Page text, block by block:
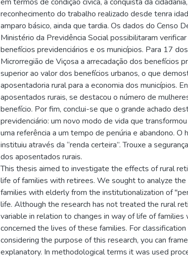
reconhecimento do trabalho realizado desde tenra
amparo básico, ainda que tardia. Os dados do Censo
Ministério da Previdência Social possibilitaram
benefícios previdenciários e os municípios. Para 17
Microrregião de Viçosa a arrecadação dos benefícios
superior ao valor dos benefícios urbanos, o que
aposentadoria rural para a economia dos municípios.
aposentados rurais, se destacou o número de
benefício. Por fim, conclui-se que o grande achado
previdenciário: um novo modo de vida que
uma referência a um tempo de penúria e abandono. O
instituiu através da “renda certeira”. Trouxe a
dos aposentados rurais.
This thesis aimed to investigate the effects of rural
life of families with retirees. We sought to analyze
families with elderly from the institutionalization of
life. Although the research has not treated the rural
variable in relation to changes in way of life of
concerned the lives of these families. For
considering the purpose of this research, you can
explanatory. In methodological terms it was used